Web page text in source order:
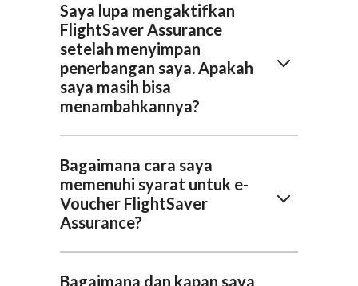
Saya lupa mengaktifkan
FlightSaver Assurance
setelah menyimpan
penerbangan saya. Apakah
saya masih bisa
menambahkannya?
Bagaimana cara saya
memenuhi syarat untuk e-
Voucher FlightSaver
Assurance?
Bagaimana dan kapan saya